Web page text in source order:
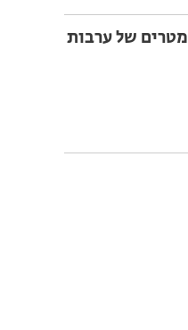
של ערבות